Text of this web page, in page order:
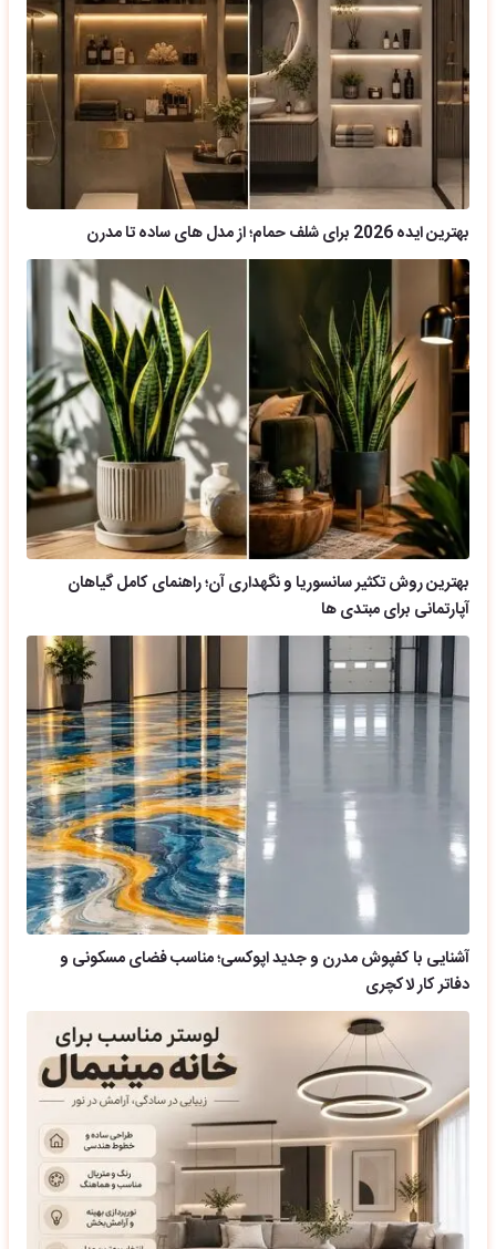
بهترین ایده 2026 برای شلف حمام؛ از مدل های ساده تا مدرن
بهترین روش تکثیر سانسوریا و نگهداری آن؛ راهنمای کامل گیاهان
آپارتمانی برای مبتدی ها
آشنایی با کفپوش مدرن و جدید اپوکسی؛ مناسب فضای مسکونی و
دفاتر کار لاکچری